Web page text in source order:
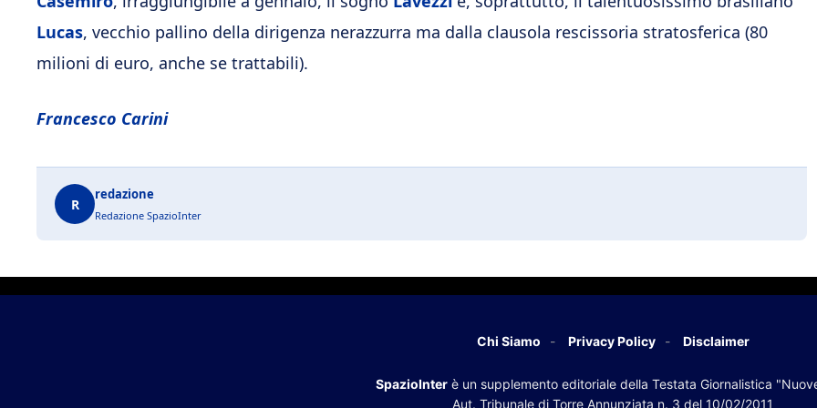
Lucas, vecchio pallino della dirigenza nerazzurra ma dalla clausola rescissoria stratosferica (80
milioni di euro, anche se trattabili).
Francesco Carini
R
redazione
Redazione SpazioInter
Chi Siamo Privacy Policy Disclaimer
SpazioInterè un supplemento editoriale della Testata Giornalistica
Aut. Tribunale di Torre Annunziata n. 3 del 10/02/2011